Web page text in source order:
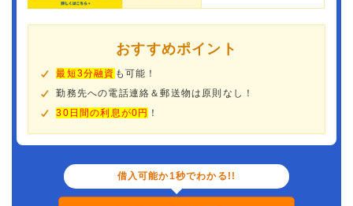
おすすめポイント
最短3分融資 も可能！
勤務先への電話連絡＆郵送物は原則なし！
30日間の利息が0円 ！
借入可能か1秒でわかる!!